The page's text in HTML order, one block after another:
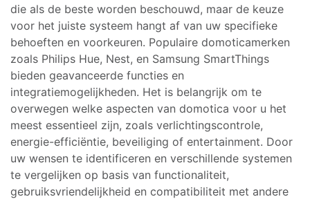
die als de beste worden beschouwd, maar de keuze
voor het juiste systeem hangt af van uw specifieke
behoeften en voorkeuren. Populaire domoticamerken
zoals Philips Hue, Nest, en Samsung SmartThings
bieden geavanceerde functies en
integratiemogelijkheden. Het is belangrijk om te
overwegen welke aspecten van domotica voor u het
meest essentieel zijn, zoals verlichtingscontrole,
energie-efficiëntie, beveiliging of entertainment. Door
uw wensen te identificeren en verschillende systemen
te vergelijken op basis van functionaliteit,
gebruiksvriendelijkheid en compatibiliteit met andere